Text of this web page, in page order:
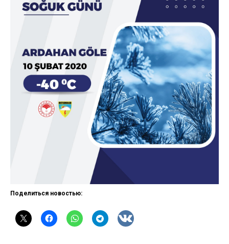
Поделиться новостью: